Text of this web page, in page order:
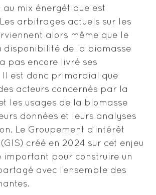
mix énergétique est
arbitrages actuels sur les
alors même que le
disponibilité de la biomasse
pas encore livré ses
Il est donc primordial que
acteurs concernés par la
les usages de la biomasse
données et leurs analyses
Le Groupement d’intérêt
créé en 2024 sur cet enjeu
important pour construire un
avec l’ensemble des